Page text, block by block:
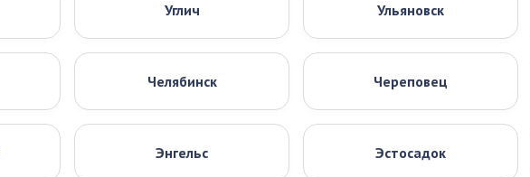
Углич Ульяновск
Челябинск Череповец
Энгельс Эстосадок